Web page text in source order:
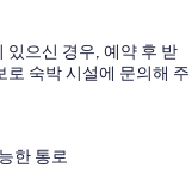
있으신 경우, 예약 후 받
로 숙박 시설에 문의해 주
한 통로